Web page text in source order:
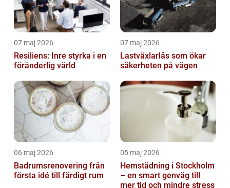
07 maj 2026
Resiliens: Inre styrka i en
föränderlig värld
07 maj 2026
Lastväxlarlås som ökar
säkerheten på vägen
06 maj 2026
Badrumsrenovering från
första idé till färdigt rum
05 maj 2026
Hemstädning i Stockholm
– en smart genväg till
mer tid och mindre stress